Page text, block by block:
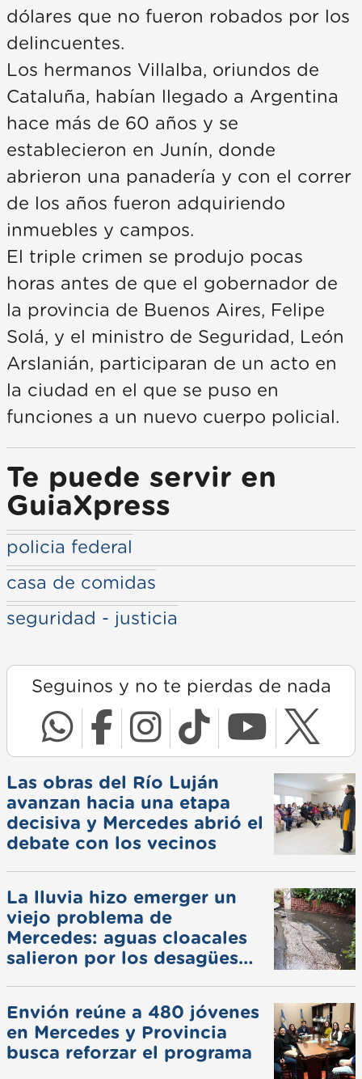
dólares que no fueron robados por los
delincuentes.
Los hermanos Villalba, oriundos de
Cataluña, habían llegado a Argentina
hace más de 60 años y se
establecieron en Junín, donde
abrieron una panadería y con el correr
de los años fueron adquiriendo
inmuebles y campos.
El triple crimen se produjo pocas
horas antes de que el gobernador de
la provincia de Buenos Aires, Felipe
Solá, y el ministro de Seguridad, León
Arslanián, participaran de un acto en
la ciudad en el que se puso en
funciones a un nuevo cuerpo policial.
Te puede servir en
GuiaXpress
policia federal
casa de comidas
seguridad - justicia
Seguinos y no te pierdas de nada
Las obras del Río Luján
avanzan hacia una etapa
decisiva y Mercedes abrió el
debate con los vecinos
La lluvia hizo emerger un
viejo problema de
Mercedes: aguas cloacales
salieron por los desagües
Envión reúne a 480 jóvenes
en Mercedes y Provincia
busca reforzar el programa